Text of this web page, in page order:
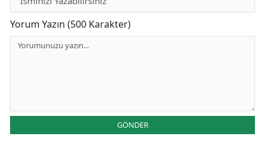
Yorum Yazın (500 Karakter)
GÖNDER